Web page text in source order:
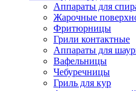
Аппараты для
Жарочные
Фритюрницы
Грили контактные
Аппараты для
Вафельницы
Чебуречницы
Гриль для кур